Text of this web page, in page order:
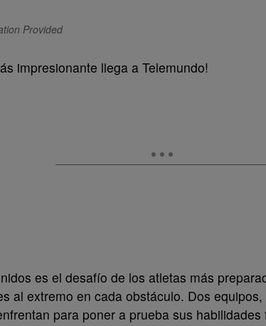
Provided
impresionante llega a Telemundo!
es el desafío de los atletas más
al extremo en cada obstáculo. Dos
para poner a prueba sus